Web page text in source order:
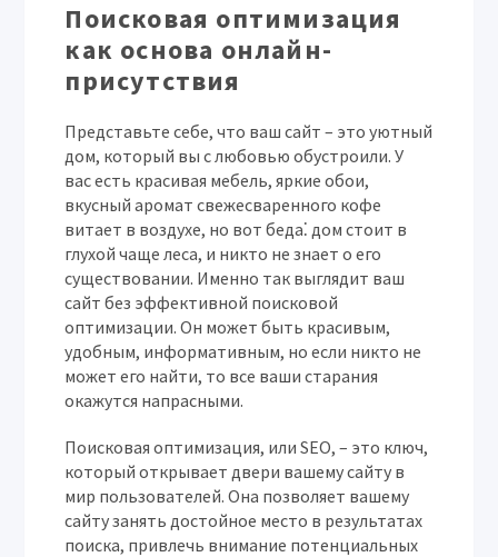
Поисковая оптимизация
как основа онлайн-
присутствия
Представьте себе, что ваш сайт – это уютный
дом, который вы с любовью обустроили. У
вас есть красивая мебель, яркие обои,
вкусный аромат свежесваренного кофе
витает в воздухе, но вот беда⁚ дом стоит в
глухой чаще леса, и никто не знает о его
существовании. Именно так выглядит ваш
сайт без эффективной поисковой
оптимизации. Он может быть красивым,
удобным, информативным, но если никто не
может его найти, то все ваши старания
окажутся напрасными.
Поисковая оптимизация, или SEO, – это ключ,
который открывает двери вашему сайту в
мир пользователей. Она позволяет вашему
сайту занять достойное место в результатах
поиска, привлечь внимание потенциальных